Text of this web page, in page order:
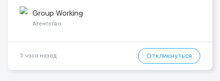
малярных работ (шпатлевка, грунтовка, покраска); -
Штукатурные работы ...
Group Working
Агентство
3 часа назад Откликнуться